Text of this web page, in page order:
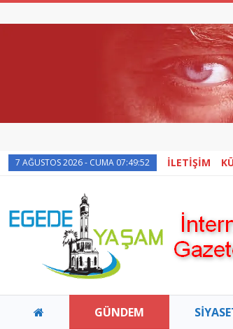
7 AĞUSTOS 2026 - CUMA 07:49:52 İLETİŞİM
GÜNDEM